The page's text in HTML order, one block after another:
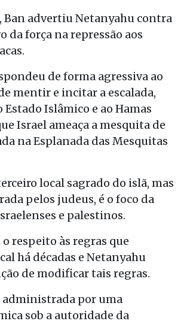
Ban advertiu Netanyahu contra
da força na repressão aos
de forma agressiva ao
mentir e incitar a escalada,
Islâmico e ao Hamas
Israel ameaça a mesquita de
na Esplanada das Mesquitas
local sagrado do islã, mas
pelos judeus, é o foco da
e palestinos.
respeito às regras que
há décadas e Netanyahu
de modificar tais regras.
administrada por uma
sob a autoridade da